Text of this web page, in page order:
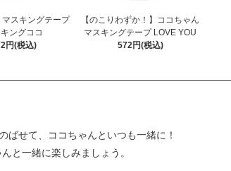
マスキングテープ
キングココ
円(税込)
【のこりわずか！】ココちゃん
マスキングテープ LOVE YOU
572円(税込)
せて、ココちゃんといつも一緒に！
と一緒に楽しみましょう。